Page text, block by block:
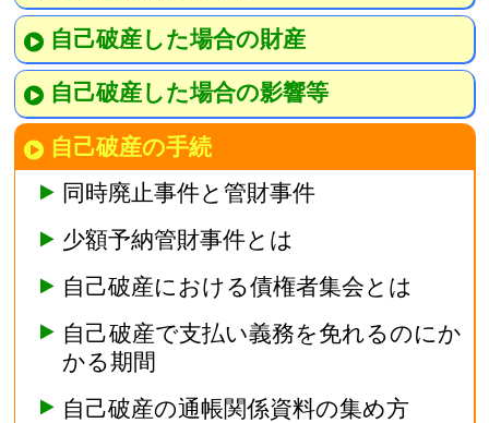
自己破産した場合の財産
自己破産した場合の影響等
自己破産の手続
同時廃止事件と管財事件
少額予納管財事件とは
自己破産における債権者集会とは
自己破産で支払い義務を免れるのにか
かる期間
自己破産の通帳関係資料の集め方